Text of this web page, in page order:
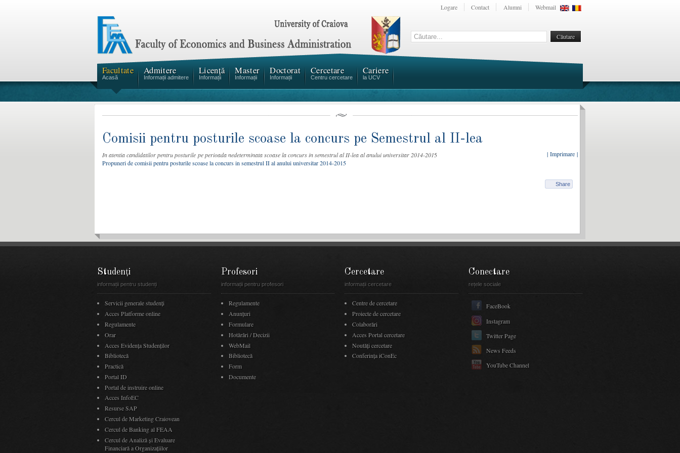
Logare Contact Alumni Webmail
Facultate
Acasă
Admitere
Informații admitere
Licență
Informații
Master
Informații
Doctorat
Informații
Cercetare
Centru cercetare
Cariere
la UCV
Comisii pentru posturile scoase la concurs pe Semestrul al II-lea
| Imprimare |
In atentia candidatilor pentru posturile pe perioada nedeterminata scoase la concurs in semestrul al II-lea al anului universitar 2014-2015
Propuneri de comisii pentru posturile scoase la concurs in semestrul II al anului universitar 2014-2015
Share
Studenți
informații pentru studenți
Servicii generale studenți
Acces Platforme online
Regulamente
Orar
Acces Evidenţa Studenţilor
Bibliotecă
Practică
Portal ID
Portal de instruire online
Acces InfoEC
Resurse SAP
Cercul de Marketing Craiovean
Cercul de Banking al FEAA
Cercul de Analiză și Evaluare
Financiară a Organizațiilor
Profesori
informații pentru profesori
Regulamente
Anunţuri
Formulare
Hotărâri / Decizii
WebMail
Bibliotecă
Form
Documente
Cercetare
informații cercetare
Centre de cercetare
Proiecte de cercetare
Colaborări
Acces Portal cercetare
Noutăţi cercetare
Conferința iConEc
Conectare
rețele sociale
FaceBook
Instagram
Twitter Page
News Feeds
YouTube Channel